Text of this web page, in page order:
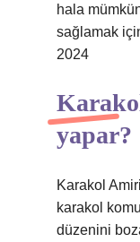
hala
sağlamak
2024
yapar?
Karakol
karakol
düzenini